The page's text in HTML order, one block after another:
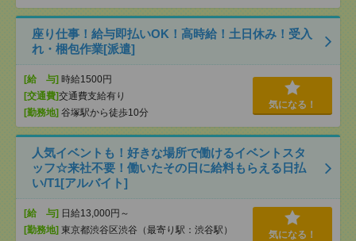
座り仕事！給与即払いOK！高時給！土日休み！受入
れ・梱包作業[派遣]
[給 与] 時給1500円
[交通費]交通費支給有り
[勤務地] 谷塚駅から徒歩10分
気になる！
人気イベントも！好きな場所で働けるイベントスタ
ッフ☆来社不要！働いたその日に給料もらえる日払
い/T1[アルバイト]
[給 与] 日給13,000円～
[勤務地] 東京都渋谷区渋谷（最寄り駅：渋谷駅） 気になる！